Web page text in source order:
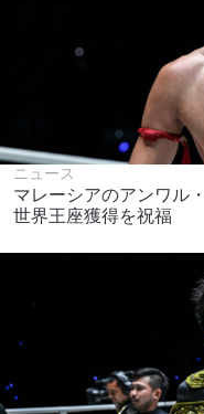
ニュース
マレーシアのアンワル
世界王座獲得を祝福